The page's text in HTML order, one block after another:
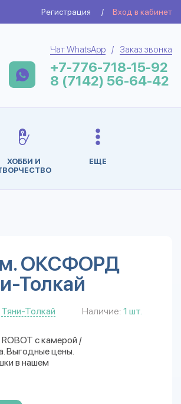
Регистрация / Вход в кабинет
Чат WhatsApp / Заказ звонка
+7-776-718-15-92
8 (7142) 56-64-42
ХОББИ И
ЕЩЕ
ОКСФОРД
Толкай
Тяни-Толкай Наличие: 1 шт.
с камерой /
Выгодные цены.
в нашем